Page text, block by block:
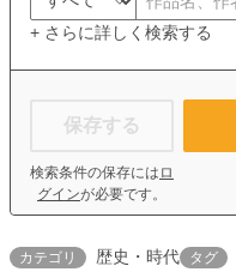
+ さらに詳しく検索する
保存する
検索条件の保存には ロ
グインが必要です。
カテゴリ 歴史・時代 タグ